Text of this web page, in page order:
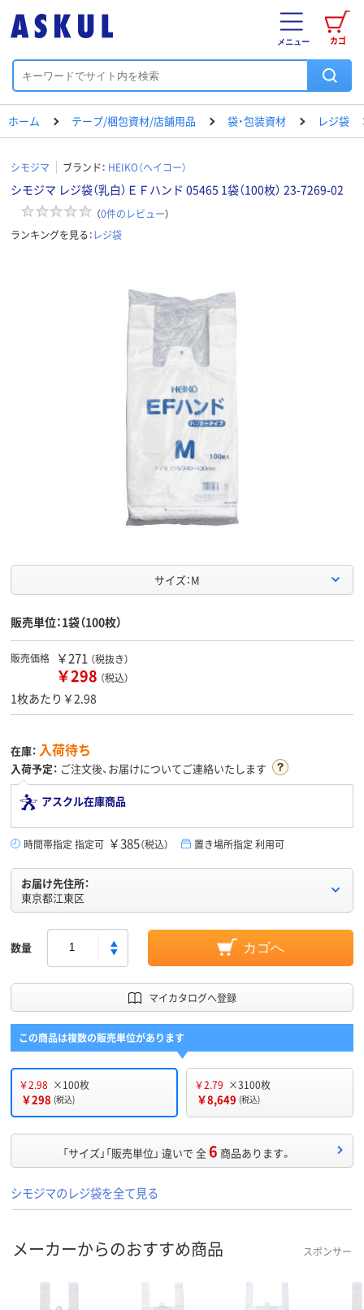
カゴ
メニュー
ホーム テープ/梱包資材/店舗用品 袋・包装資材 レジ袋
シモジマ ブランド： HEIKO（ヘイコー）
シモジマ レジ袋（乳白）ＥＦハンド 05465 1袋（100枚） 23-7269-02
（0件のレビュー）
ランキングを見る：レジ袋
サイズ：M
販売単位：1袋（100枚）
販売価格 ￥271 （税抜き）
￥298 （税込）
1枚あたり￥2.98
在庫： 入荷待ち
入荷予定： ご注文後、お届けについてご連絡いたします
アスクル在庫商品
時間帯指定 指定可 ￥385（税込） 置き場所指定 利用可
お届け先住所：
東京都江東区
数量 カゴへ
マイカタログへ登録
この商品は複数の販売単位があります
￥2.98 ×100枚
￥298 (税込)
￥2.79 ×3100枚
￥8,649 (税込)
「サイズ」「販売単位」 違いで 全6 商品あります。
シモジマのレジ袋を全て見る
メーカーからのおすすめ商品 スポンサー